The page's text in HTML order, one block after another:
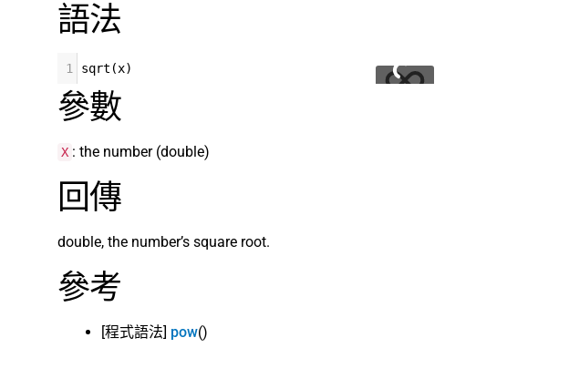
語法
1 sqrt (x)
參數
X : the number (double)
回傳
double, the number’s square root.
參考
[程式語法] pow()